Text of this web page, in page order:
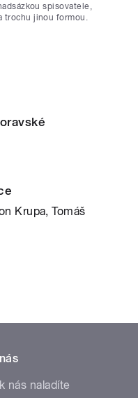
spisovatele,
trochu jinou formou.
Krupa, Tomáš
nás naladíte